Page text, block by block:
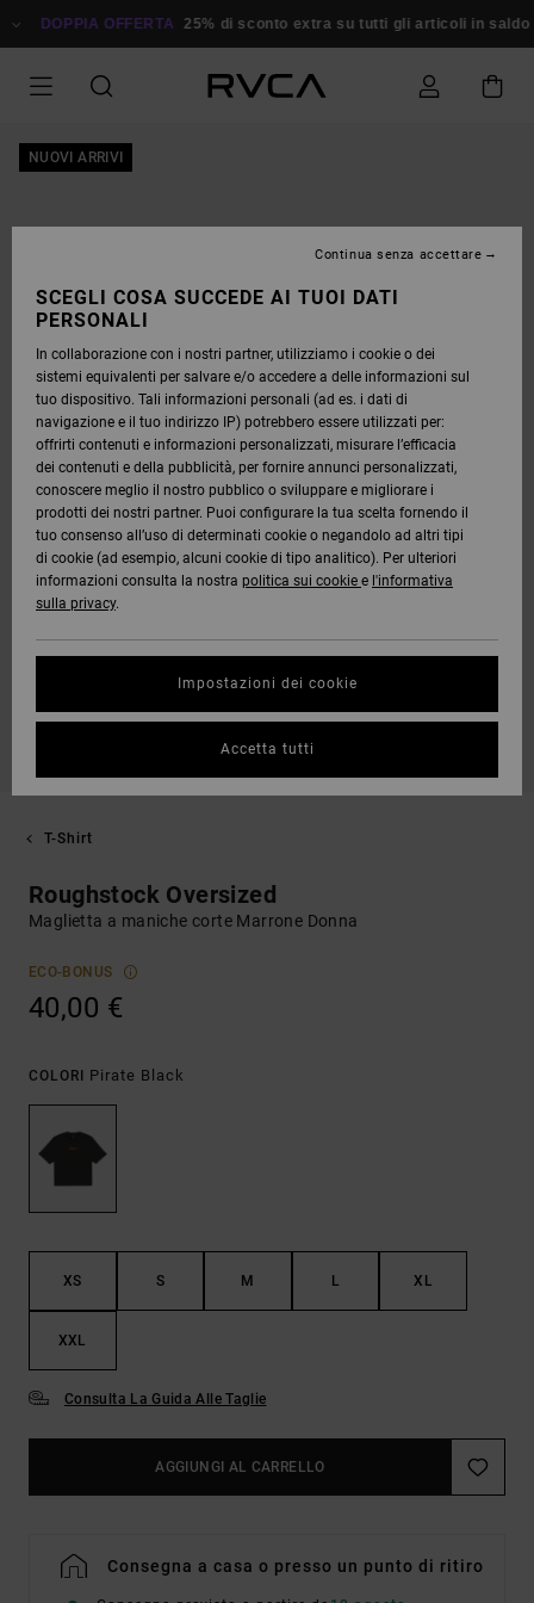
ALLEDOPPIA OFFERTA 25% di sconto extra su tutti gli articoli in saldo
NUOVI ARRIVI
T-Shirt
Roughstock Oversized
Maglietta a maniche corte Marrone Donna
ECO-BONUS
40,00 €
COLORI Pirate Black
XS S M L XL
XXL
Consulta La Guida Alle Taglie
AGGIUNGI AL CARRELLO
Consegna a casa o presso un punto di ritiro
SCEGLI COSA SUCCEDE AI TUOI DATI
PERSONALI
In collaborazione con i nostri partner, utilizziamo i cookie o dei
sistemi equivalenti per salvare e/o accedere a delle informazioni sul
tuo dispositivo. Tali informazioni personali (ad es. i dati di
navigazione e il tuo indirizzo IP) potrebbero essere utilizzati per:
offrirti contenuti e informazioni personalizzati, misurare l’efficacia
dei contenuti e della pubblicità, per fornire annunci personalizzati,
conoscere meglio il nostro pubblico o sviluppare e migliorare i
prodotti dei nostri partner. Puoi configurare la tua scelta fornendo il
tuo consenso all’uso di determinati cookie o negandolo ad altri tipi
di cookie (ad esempio, alcuni cookie di tipo analitico). Per ulteriori
informazioni consulta la nostra politica sui cookie e l'informativa
sulla privacy.
Impostazioni dei cookie
Continua senza accettare
Accetta tutti